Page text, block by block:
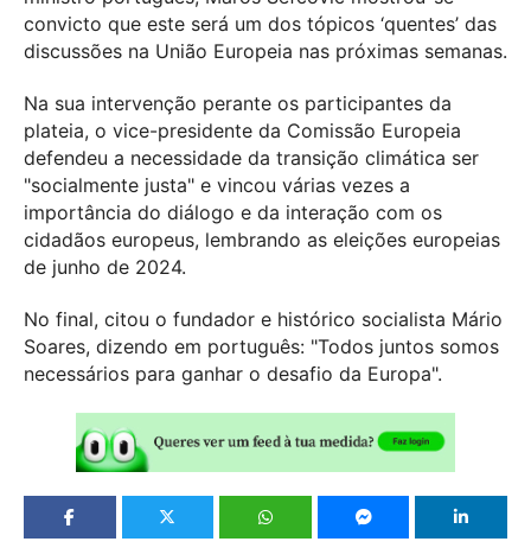
convicto que este será um dos tópicos ‘quentes’ das
discussões na União Europeia nas próximas semanas.
Na sua intervenção perante os participantes da
plateia, o vice-presidente da Comissão Europeia
defendeu a necessidade da transição climática ser
"socialmente justa" e vincou várias vezes a
importância do diálogo e da interação com os
cidadãos europeus, lembrando as eleições europeias
de junho de 2024.
No final, citou o fundador e histórico socialista Mário
Soares, dizendo em português: "Todos juntos somos
necessários para ganhar o desafio da Europa".